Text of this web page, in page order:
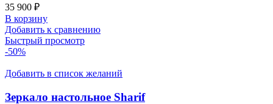
35 900 ₽
В корзину
Добавить к сравнению
Быстрый просмотр
-50%
Добавить в список желаний
Зеркало настольное Sharif